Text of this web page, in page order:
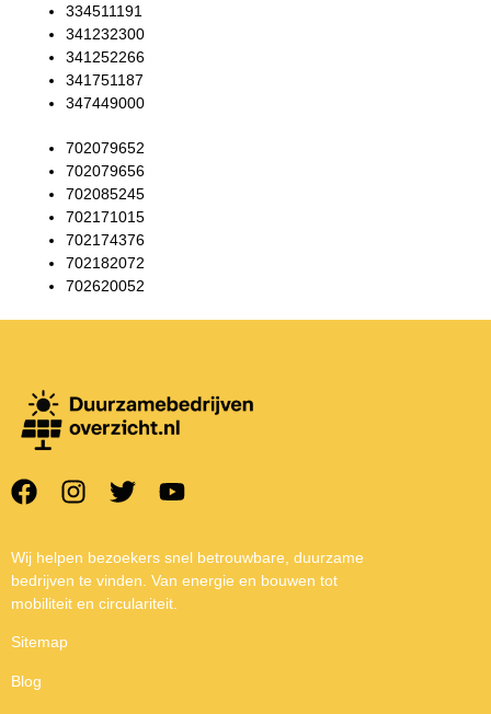
334511191
341232300
341252266
341751187
347449000
702079652
702079656
702085245
702171015
702174376
702182072
702620052
Wij helpen bezoekers snel betrouwbare, duurzame
bedrijven te vinden. Van energie en bouwen tot
mobiliteit en circulariteit.
Sitemap
Blog